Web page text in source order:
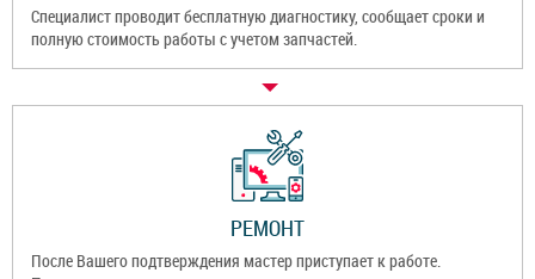
Специалист проводит бесплатную диагностику, сообщает сроки и
полную стоимость работы с учетом запчастей.
РЕМОНТ
После Вашего подтверждения мастер приступает к работе.